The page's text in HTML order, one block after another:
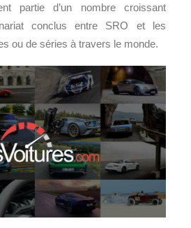
partie d’un nombre croissant
conclus entre SRO et les
ou de séries à travers le monde.